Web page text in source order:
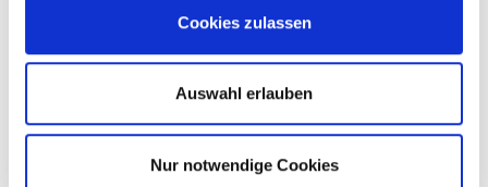
Cookies zulassen
Auswahl erlauben
Nur notwendige Cookies
4250207431497
4,8 x 260 mm 8